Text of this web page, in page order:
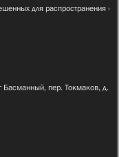
для распространения
Басманный, пер. Токмаков, д.